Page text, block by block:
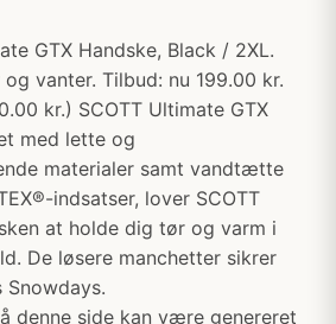
GTX Handske, Black / 2XL.
vanter. Tilbud: nu 199.00 kr.
kr.) SCOTT Ultimate GTX
med lette og
materialer samt vandtætte
indsatser, lover SCOTT
at holde dig tør og varm i
De løsere manchetter sikrer
denne side kan være genereret